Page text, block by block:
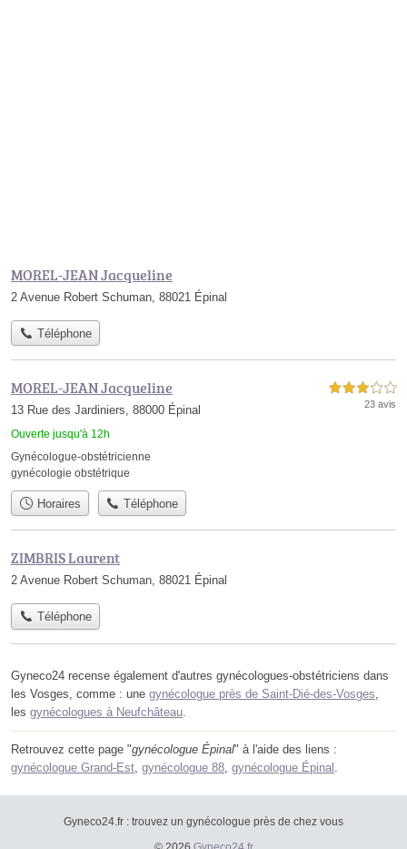
MOREL-JEAN Jacqueline
2 Avenue Robert Schuman, 88021 Épinal
Téléphone
MOREL-JEAN Jacqueline
13 Rue des Jardiniers, 88000 Épinal
Ouverte jusqu'à 12h
3,0 étoiles sur 5
23 avis
Gynécologue-obstétricienne
gynécologie obstétrique
Horaires Téléphone
ZIMBRIS Laurent
2 Avenue Robert Schuman, 88021 Épinal
Téléphone
Gyneco24 recense également d'autres gynécologues-obstétriciens dans
les Vosges, comme : une gynécologue près de Saint-Dié-des-Vosges
les gynécologues à Neufchâteau
Retrouvez cette page "gynécologue Épinal" à l'aide des liens :
gynécologue Grand-Est gynécologue 88 gynécologue Épinal
Gyneco24.fr : trouvez un gynécologue près de chez vous